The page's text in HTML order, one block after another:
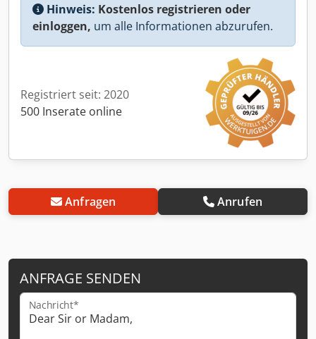
Hinweis: Kostenlos registrieren oder
einloggen, um alle Informationen abzurufen.
Registriert seit: 2020
500 Inserate online
Anfragen Anrufen
ANFRAGE SENDEN
Nachricht*